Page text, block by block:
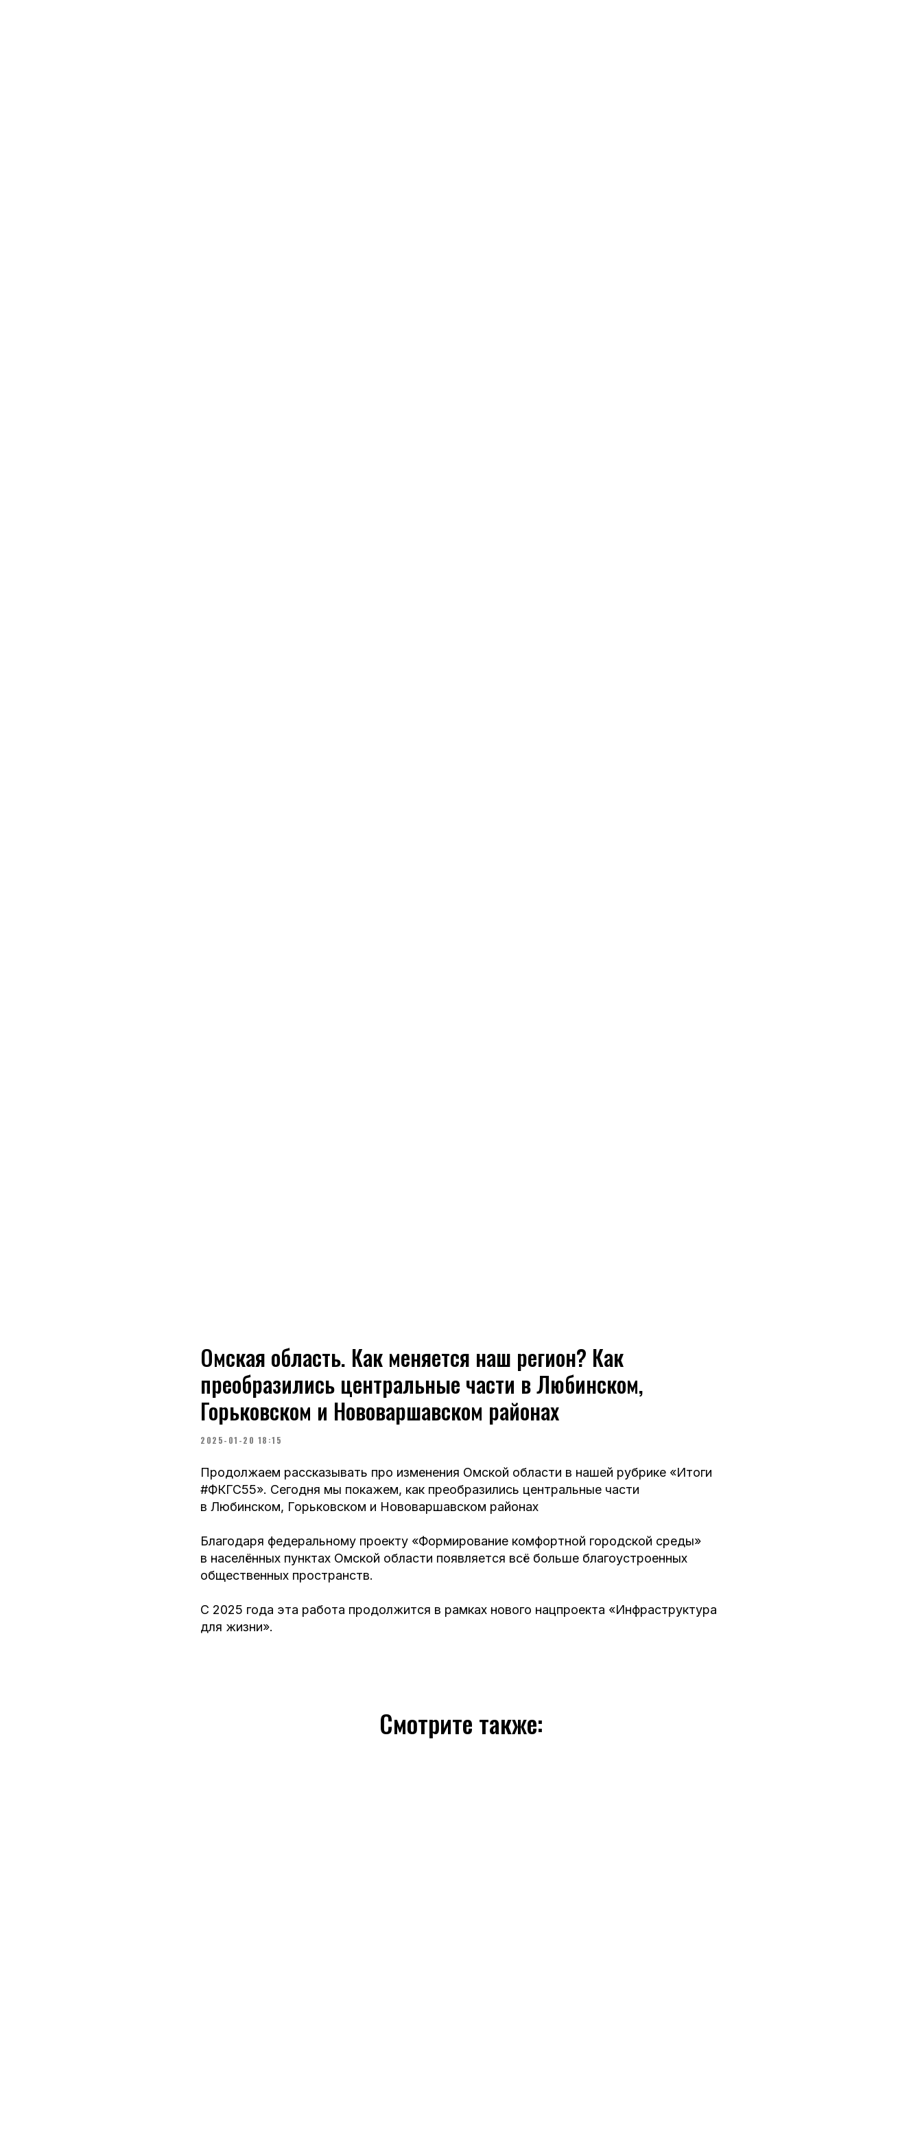
Омская область. Как меняется наш регион? Как
преобразились центральные части в Любинском,
Горьковском и Нововаршавском районах
2025-01-20 18:15
Продолжаем рассказывать про изменения Омской области в нашей рубрике «Итоги
#ФКГС55». Сегодня мы покажем, как преобразились центральные части
в Любинском, Горьковском и Нововаршавском районах
Благодаря федеральному проекту «Формирование комфортной городской среды»
в населённых пунктах Омской области появляется всё больше благоустроенных
общественных пространств.
С 2025 года эта работа продолжится в рамках нового нацпроекта «Инфраструктура
для жизни».
Смотрите также: